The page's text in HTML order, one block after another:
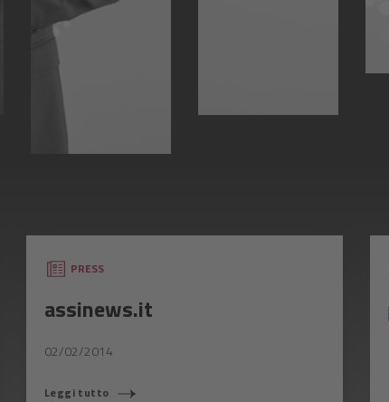
PRESS
assinews.it
02/02/2014
Leggi tutto